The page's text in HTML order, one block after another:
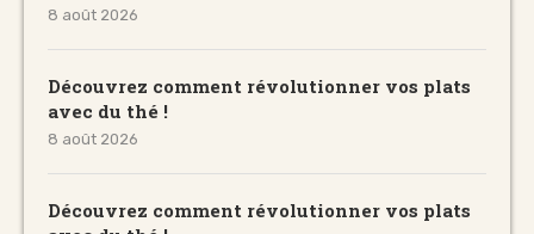
8 août 2026
Découvrez comment révolutionner vos plats
avec du thé !
8 août 2026
Découvrez comment révolutionner vos plats